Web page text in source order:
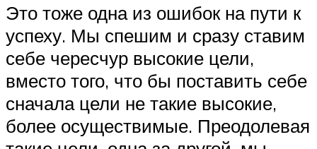
Это тоже одна из ошибок на пути к
успеху. Мы спешим и сразу ставим
себе чересчур высокие цели,
вместо того, что бы поставить себе
сначала цели не такие высокие,
более осуществимые. Преодолевая